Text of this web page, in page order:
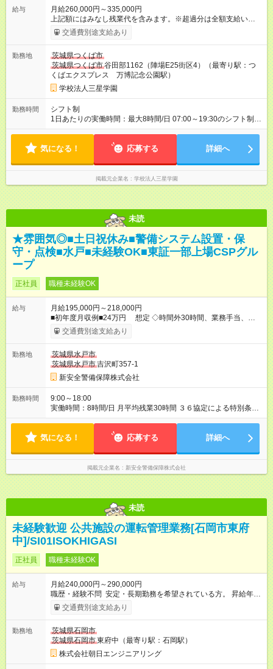
給与
月給260,000円～335,000円
上記額にはみなし残業代を含みます。※超過分は全額支給いたし
ます。 みなし残業代 18,000円 ～ 22,000円／月 みなし残業時
間 10時間／月 月給：260,000円～335,000円 基本給：185,000
30,000円を含む ※固定残業代10時間分（18,000円～22,000円）
を含む ※10時間超過分は別途全額支給 ☆各種手当☆ 通勤手当：
実費支給（上限20,000円／月） 時間外割増手当 役職手当 ☆昇
給・賞与☆ 昇給あり（実績：1,000円～5,000円／月） 賞与あり
（年2回・計2ヶ月分を保証） 令和6年度実績：4.2ヶ月分 ※昇給
は能力・勤務状況を評価のうえ決定 ※賞与は初年度一部支給、
以降は会社業績および本人実績を考慮して決定 【試用期間】試
と同じです。
交通費別途支給あり
勤務地
茨城県つくば市
茨城県つくば市谷田部1162（陣場E25街区4）（最寄り駅：つ
くばエクスプレス 万博記念公園駅）
学校法人三星学園
勤務時間
シフト制
1日あたりの実働時間：最大8時間/日 07:00～19:30のシフト制。
実働8時間 （実働8時間・休憩1時間）
気になる！ 応募する 詳細へ
掲載元企業名 学校法人三星学園
未読
★雰囲気◎■土日祝休み■警備システム設置・保
守・点検■水戸■未経験OK■東証一部上場CSPグル
ープ
正社員 職種未経験OK
給与
月給195,000円～218,000円
■初年度月収例■24万円 想定 ◇時間外30時間、業務手当、特殊
勤務手当、資格手当含 ※基本給 179,500～181,500円 ※一
律支給の手当 15,500～16,500円 ※時間外平均30時間 約
◇試用期間３カ月(試用期間中の労働条件変更なし) 【試用期間】
試用期間あり 試用期間の長さ：3ヶ月 雇用形態、給与は本採用
時と同じです。
交通費別途支給あり
勤務地
茨城県水戸市
茨城県水戸市吉沢町357-1
新安全警備保障株式会社
勤務時間
9:00～18:00
実働時間：8時間/日 月平均残業30時間 ３６協定による特別条項
あり １ヵ月９９時間３０分 年６回まで 年間７２０時間
気になる！ 応募する 詳細へ
掲載元企業名 新安全警備保障株式会社
未読
未経験歓迎 公共施設の運転管理業務[石岡市東府
中]/SI01ISOKHIGASI
正社員 職種未経験OK
給与
月給240,000円～290,000円
職歴・経験不問 安定・長期勤務を希望されている方。 昇給年1
回 賞与年2回 各種社会保険完備 交通費規定内支給(上限2万円迄)
【試用期間】試用期間なし
交通費別途支給あり
勤務地
茨城県石岡市
茨城県石岡市東府中（最寄り駅：石岡駅）
株式会社朝日エンジニアリング